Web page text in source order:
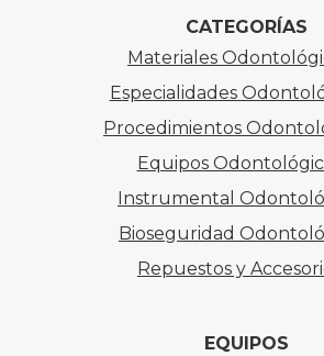
CATEGORÍAS
Materiales
Especialidades
Procedimientos
Equipos
Instrumental
Bioseguridad
Repuestos y
EQUIPOS